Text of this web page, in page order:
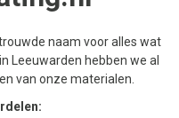
naam voor alles wat
Leeuwarden hebben we al
van onze materialen.